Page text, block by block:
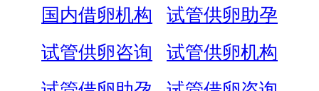
国内借卵机构
试管供卵助孕
试管供卵咨询
试管供卵机构